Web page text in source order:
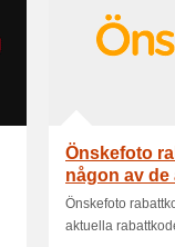
Önskefoto
någon av de
rabattkoder
Önskefoto
aktuella